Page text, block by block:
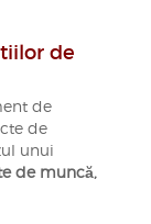
de
de
de
unui
de muncă,